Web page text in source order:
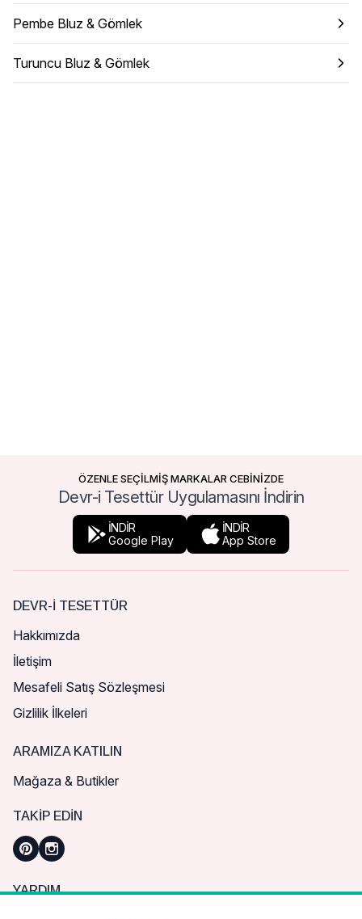
Pembe Bluz & Gömlek
Turuncu Bluz & Gömlek
ÖZENLE SEÇİLMİŞ MARKALAR CEBİNİZDE
Devr-i Tesettür Uygulamasını İndirin
İNDİR
Google Play
İNDİR
App Store
DEVR-I TESETTÜR
Hakkımızda
İletişim
Mesafeli Satış Sözleşmesi
Gizlilik İlkeleri
ARAMIZA KATILIN
Mağaza & Butikler
TAKIP EDIN
YARDIM